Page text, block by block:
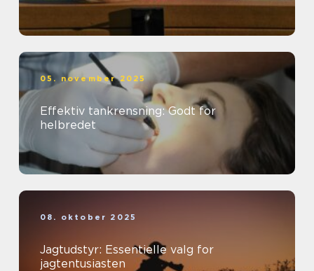
05. november 2025
Effektiv tankrensning: Godt for
helbredet
08. oktober 2025
Jagtudstyr: Essentielle valg for
jagtentusiasten